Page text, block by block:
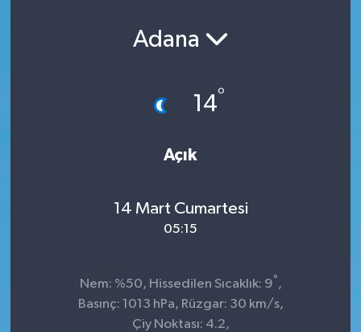
Adana
14°
Açık
14 Mart Cumartesi
05:15
Nem: %50, Hissedilen Sıcaklık: 9° ,
Basınç: 1013 hPa, Rüzgar: 30 km/s,
Çiy Noktası: 4.2,
Sağlık